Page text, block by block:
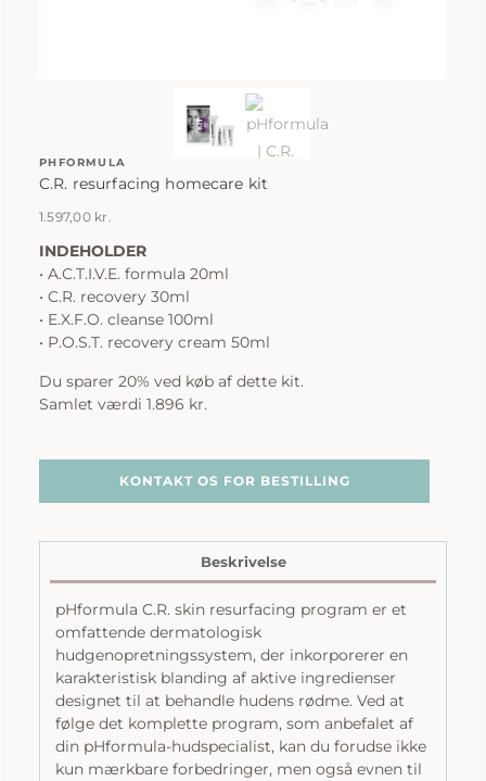
PHFORMULA
C.R. resurfacing homecare kit
1.597,00 kr.
INDEHOLDER
• A.C.T.I.V.E. formula 20ml
• C.R. recovery 30ml
• E.X.F.O. cleanse 100ml
• P.O.S.T. recovery cream 50ml
Du sparer 20% ved køb af dette kit.
Samlet værdi 1.896 kr.
KONTAKT OS FOR BESTILLING
Beskrivelse
pHformula C.R. skin resurfacing program er et
omfattende dermatologisk
hudgenopretningssystem, der inkorporerer en
karakteristisk blanding af aktive ingredienser
designet til at behandle hudens rødme. Ved at
følge det komplette program, som anbefalet af
din pHformula-hudspecialist, kan du forudse ikke
kun mærkbare forbedringer, men også evnen til